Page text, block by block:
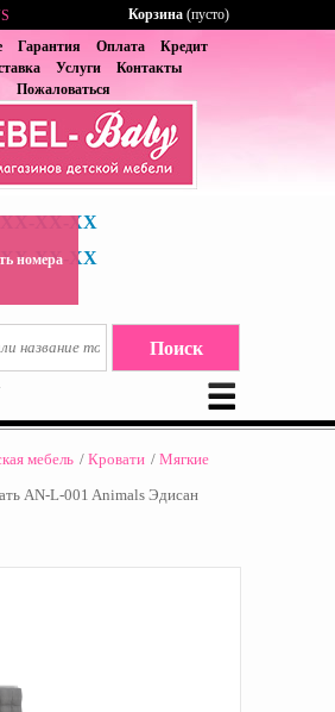
Гарантия Оплата
Кредит
Услуги
Контакты
Пожаловаться
XX-XX
XX-XX
номера
Корзина (пусто)
мебель / Кровати / Мягкие
AN-L-001 Animals Эдисан